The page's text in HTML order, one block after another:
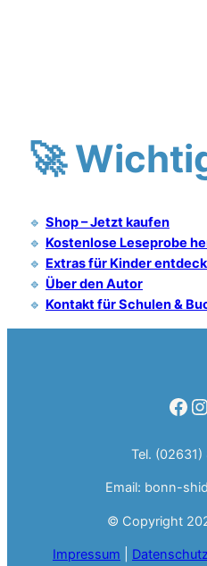
🚀
🔹 Shop – Jetzt kaufen
🔹 Kostenlose Leseprobe
🔹 Extras für Kinder
🔹 Über den Autor
🔹 Kontakt für Schulen &
Tel.
Email: bonn-
© Copyright
Impressum